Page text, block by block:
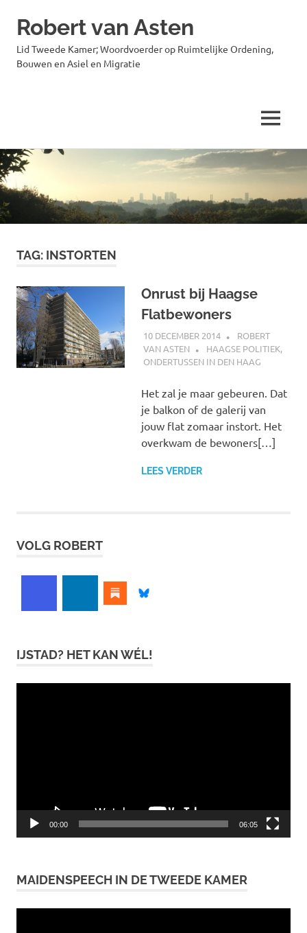
Ga
naar
de
inhoud
Robert van Asten
Lid Tweede Kamer; Woordvoerder op Ruimtelijke Ordening,
Bouwen en Asiel en Migratie
MENU
TAG: INSTORTEN
Onrust bij Haagse
Flatbewoners
10 DECEMBER 2014
ROBERT
VAN ASTEN
HAAGSE POLITIEK,
ONDERTUSSEN IN DEN HAAG
Het zal je maar gebeuren. Dat
je balkon of de galerij van
jouw flat zomaar instort. Het
overkwam de bewoners[…]
LEES VERDER
VOLG ROBERT
IJSTAD? HET KAN WÉL!
00:00 06:05
MAIDENSPEECH IN DE TWEEDE KAMER